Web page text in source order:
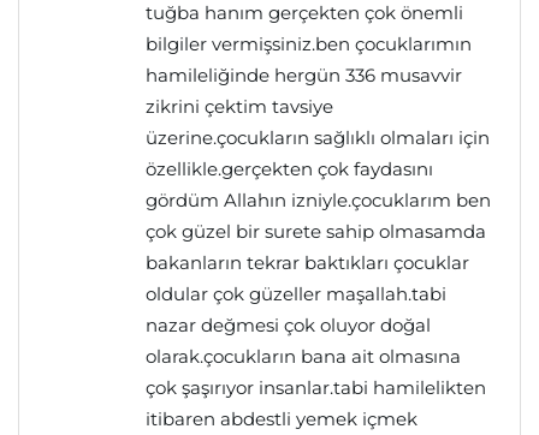
tuğba hanım gerçekten çok önemli
bilgiler vermişsiniz.ben çocuklarımın
hamileliğinde hergün 336 musavvir
zikrini çektim tavsiye
üzerine.çocukların sağlıklı olmaları için
özellikle.gerçekten çok faydasını
gördüm Allahın izniyle.çocuklarım ben
çok güzel bir surete sahip olmasamda
bakanların tekrar baktıkları çocuklar
oldular çok güzeller maşallah.tabi
nazar değmesi çok oluyor doğal
olarak.çocukların bana ait olmasına
çok şaşırıyor insanlar.tabi hamilelikten
itibaren abdestli yemek içmek